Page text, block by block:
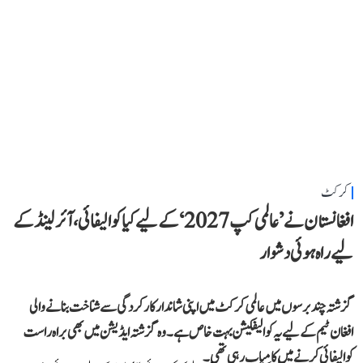
کرکٹ
افغانستان نے ’عالمی کپ 2027‘ کے لیے کیا کوالیفائی، آئرلینڈ کے
لیے راہ ہوئی دشوار
گزشتہ چند برسوں میں عالمی کرکٹ میں اپنی شاندار کارکردگی سے شناخت بنانے والی
افغان ٹیم کے لیے یہ کوالیفکیشن بہت خاص ہے۔ وہ گزشتہ ایڈیشن میں بھی براہ راست
کوالیفائی کرنے میں کامیاب رہی تھی۔